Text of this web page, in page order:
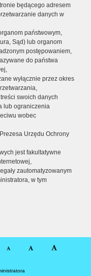
będącego adresem
danych w
państwowym,
Sąd) lub organom
postępowaniem,
do państwa
wyłącznie przez okres
swoich danych
lub ograniczenia
wobec
Urzędu Ochrony
jest fakultatywne
zautomatyzowanym
w tym